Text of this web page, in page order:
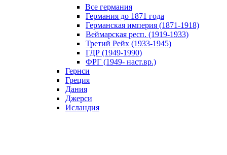
Все германия
Германия до 1871 года
Германская империя (1871-1918)
Веймарская респ. (1919-1933)
Третий Рейх (1933-1945)
ГДР (1949-1990)
ФРГ (1949- наст.вр.)
Гернси
Греция
Дания
Джерси
Исландия